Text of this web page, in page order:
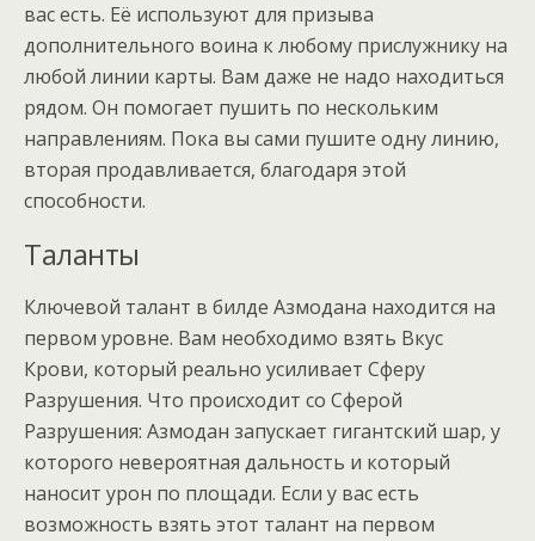
вас есть. Её используют для призыва
дополнительного воина к любому прислужнику на
любой линии карты. Вам даже не надо находиться
рядом. Он помогает пушить по нескольким
направлениям. Пока вы сами пушите одну линию,
вторая продавливается, благодаря этой
способности.
Таланты
Ключевой талант в билде Азмодана находится на
первом уровне. Вам необходимо взять Вкус
Крови, который реально усиливает Сферу
Разрушения. Что происходит со Сферой
Разрушения: Азмодан запускает гигантский шар, у
которого невероятная дальность и который
наносит урон по площади. Если у вас есть
возможность взять этот талант на первом